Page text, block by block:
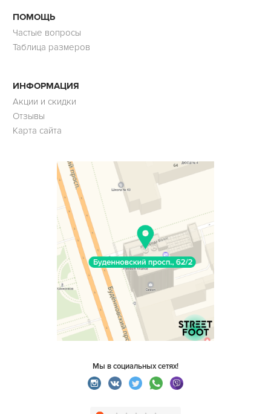
ПОМОЩЬ
Частые вопросы
Таблица размеров
ИНФОРМАЦИЯ
Акции и скидки
Отзывы
Карта сайта
Мы в социальных сетях!